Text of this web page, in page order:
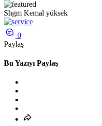
Shgm Kemal yüksek
0
Paylaş
Bu Yazıyı Paylaş